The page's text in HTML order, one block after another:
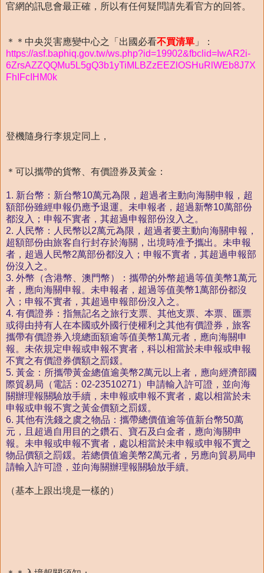
官網的訊息會最正確，所以有任何疑問請先看官方的回答。
＊＊中央災害應變中心之「出國必看不買清單 」：
https://asf.baphiq.gov.tw/ws.php?id=19902&fbclid=IwAR2i-
6ZrsAZZQQMu5L5gQ3b1yTiMLBZzEEZlOSHuRlWEb8J7X
FhIFcIHM0k
登機隨身行李規定同上，
＊可以攜帶的貨幣、有價證券及黃金：
1. 新台幣：新台幣10萬元為限，超過者主動向海關申報，超
額部份雖經申報仍應予退運。未申報者，超過新幣10萬部份
都沒入；申報不實者，其超過申報部份沒入之。
2. 人民幣：人民幣以2萬元為限，超過者要主動向海關申報，
超額部份由旅客自行封存於海關，出境時准予攜出。未申報
者，超過人民幣2萬部份都沒入；申報不實者，其超過申報部
份沒入之。
3. 外幣（含港幣、澳門幣）：攜帶的外幣超過等值美幣1萬元
者，應向海關申報。未申報者，超過等值美幣1萬部份都沒
入；申報不實者，其超過申報部份沒入之。
4. 有價證券：指無記名之旅行支票、其他支票、本票、匯票
或得由持有人在本國或外國行使權利之其他有價證券，旅客
攜帶有價證券入境總面額逾等值美幣1萬元者，應向海關申
報。未依規定申報或申報不實者，科以相當於未申報或申報
不實之有價證券價額之罰鍰。
5. 黃金：所攜帶黃金總值逾美幣2萬元以上者，應向經濟部國
際貿易局（電話：02-23510271）申請輸入許可證，並向海
關辦理報關驗放手續，未申報或申報不實者，處以相當於未
申報或申報不實之黃金價額之罰鍰。
6. 其他有洗錢之虞之物品：攜帶總價值逾等值新台幣50萬
元，且超過自用目的之鑽石、寶石及白金者，應向海關申
報。未申報或申報不實者，處以相當於未申報或申報不實之
物品價額之罰鍰。若總價值逾美幣2萬元者，另應向貿易局申
請輸入許可證，並向海關辦理報關驗放手續。
（基本上跟出境是一樣的）